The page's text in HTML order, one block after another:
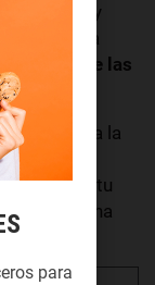
de garaje y
diferencia
de las
similar a la
ejemplo, tu
una
para